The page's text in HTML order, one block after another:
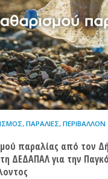
, ΠΑΡΑΛΊΕΣ, ΠΕΡΙΒΆΛΛΟΝ
παραλίας από τον
ΔΕΔΑΠΑΛ για την